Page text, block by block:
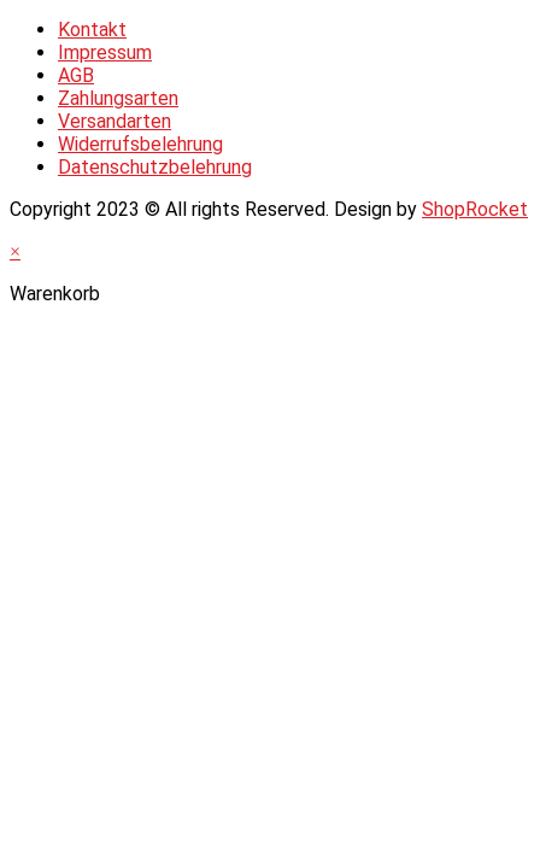
Kontakt
Impressum
AGB
Zahlungsarten
Versandarten
Widerrufsbelehrung
Datenschutzbelehrung
Copyright 2023 © All rights Reserved. Design by ShopRocket
×
Warenkorb